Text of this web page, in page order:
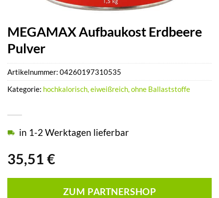
MEGAMAX Aufbaukost Erdbeere
Pulver
35,51 €
in 1-2 Werktagen lieferbar
ZUM PARTNERSHOP
Artikelnummer: 04260197310535
Kategorie: hochkalorisch, eiweißreich, ohne Ballaststoffe